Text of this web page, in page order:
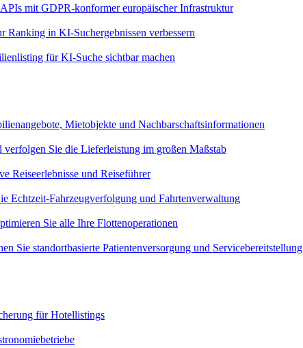
mit GDPR-konformer europäischer Infrastruktur
Ranking in KI-Suchergebnissen verbessern
für KI-Suche sichtbar machen
Mietobjekte und Nachbarschaftsinformationen
verfolgen Sie die Lieferleistung im großen Maßstab
Reiseerlebnisse und Reiseführer
Echtzeit-Fahrzeugverfolgung und Fahrtenverwaltung
Sie alle Ihre Flottenoperationen
Sie standortbasierte Patientenversorgung und Servicebereitstellung
für Hotellistings